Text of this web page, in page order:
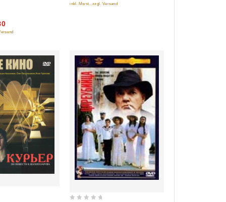
inkl. Mwst., zzgl. Versand